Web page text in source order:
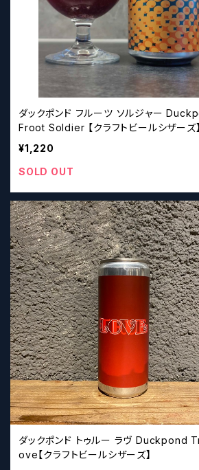
ダックポンド フルーツ ソルジャー Duckpond
Froot Soldier 【クラフトビールシザーズ】
¥1,220
SOLD OUT
ダックポンド トゥルー ラヴ Duckpond True L
ove【クラフトビールシザーズ】